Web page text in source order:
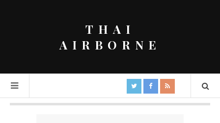
THAI
AIRBORNE